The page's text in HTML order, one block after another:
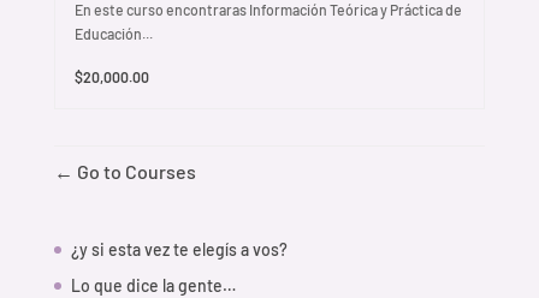
En este curso encontraras Información Teórica y Práctica de
Educación...
$20,000.00
Go to Courses
¿y si esta vez te elegís a vos?
Lo que dice la gente…